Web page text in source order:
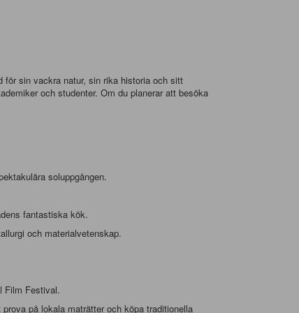
för sin vackra natur, sin rika historia och sitt
och studenter. Om du planerar att besöka
soluppgången.
fantastiska kök.
och materialvetenskap.
Film Festival.
på lokala maträtter och köpa traditionella